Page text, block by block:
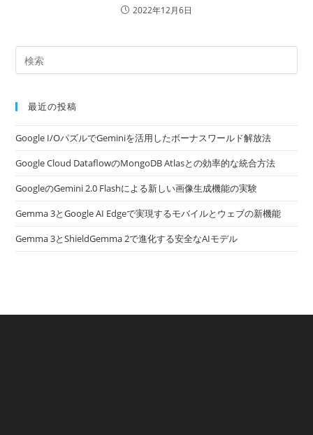
2022年12月6日
最近の投稿
Google I/OパズルでGeminiを活用したボーナスワールド解放法
Google Cloud DataflowのMongoDB Atlasとの効率的な統合方法
GoogleのGemini 2.0 Flashによる新しい画像生成機能の実験
Gemma 3とGoogle AI Edgeで実現するモバイルとウェブの新機能
Gemma 3とShieldGemma 2で進化する安全なAIモデル